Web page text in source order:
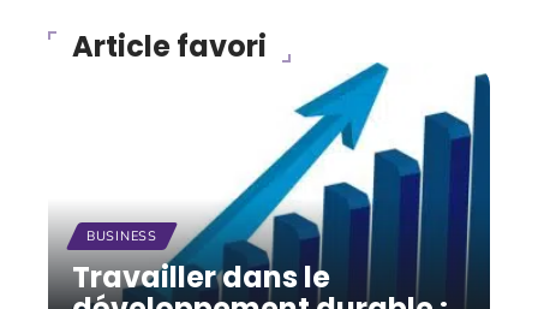
Article favori
BUSINESS
Travailler dans le